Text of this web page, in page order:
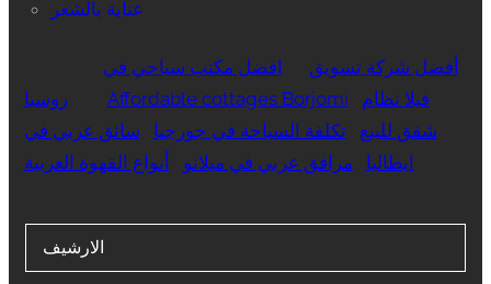
عناية بالشعر
أفضل شركة تسويق
افضل مكتب سياحي في
روسيا
Affordable cottages Borjomi
فيلا نظام
شقق للبيع
تكلفة السياحة في جورجيا
سائق عربي في
ايطاليا
مرافق عربي في ميلانو أنواع القهوة العربية
الارشيف